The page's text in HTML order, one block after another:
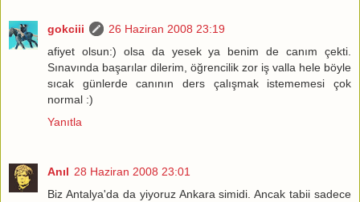
gokciii
26 Haziran 2008 23:19
afiyet olsun:) olsa da yesek ya benim de canım çekti.
Sınavında başarılar dilerim, öğrencilik zor iş valla hele böyle
sıcak günlerde canının ders çalışmak istememesi çok
normal :)
Yanıtla
Anıl 28 Haziran 2008 23:01
Biz Antalya'da da yiyoruz Ankara simidi. Ancak tabii sadece